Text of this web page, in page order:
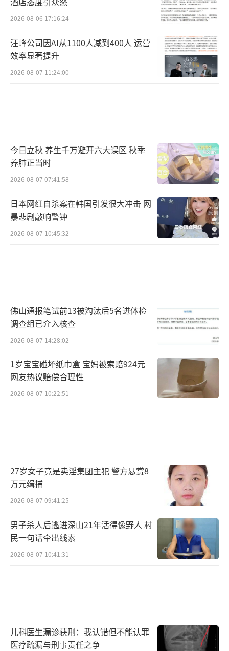
2026-08-06 17:16:24
汪峰公司因AI从1100人减到400人 运营
效率显著提升
2026-08-07 11:24:00
今日立秋 养生千万避开六大误区 秋季
养肺正当时
2026-08-07 07:41:58
日本网红自杀案在韩国引发很大冲击 网
暴悲剧敲响警钟
2026-08-07 10:45:32
佛山通报笔试前13被淘汰后5名进体检
调查组已介入核查
2026-08-07 14:28:02
1岁宝宝碰坏纸巾盒 宝妈被索赔924元
网友热议赔偿合理性
2026-08-07 10:22:51
27岁女子竟是卖淫集团主犯 警方悬赏8
万元缉捕
2026-08-07 09:41:25
男子杀人后逃进深山21年活得像野人 村
民一句话牵出线索
2026-08-07 10:41:31
儿科医生漏诊获刑：我认错但不能认罪
医疗疏漏与刑事责任之争